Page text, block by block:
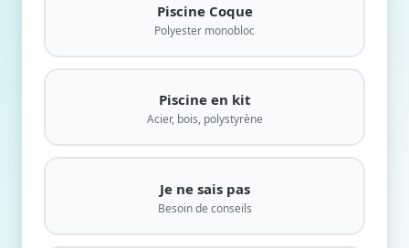
Piscine Coque
Polyester monobloc
Piscine en kit
Acier, bois, polystyrène
Je ne sais pas
Besoin de conseils